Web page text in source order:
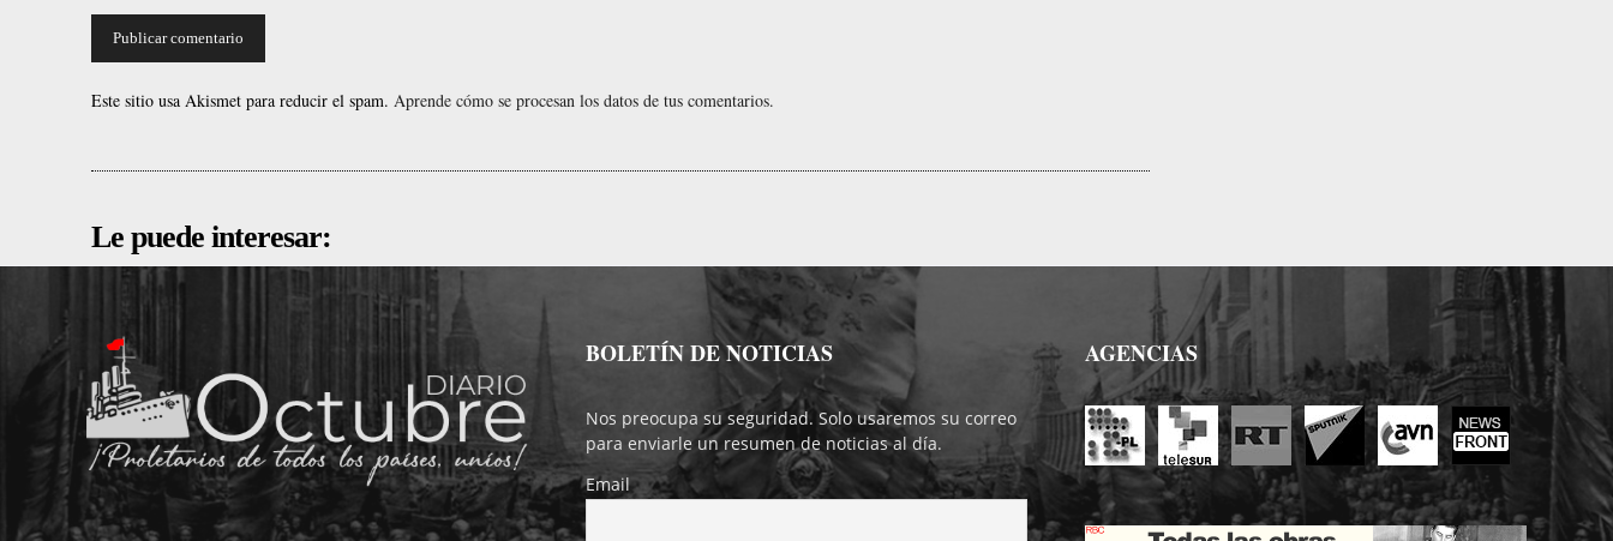
Este sitio usa Akismet para reducir el spam. Aprende cómo se procesan los datos de tus comentarios.
Le puede interesar:
BOLETÍN DE NOTICIAS
Nos preocupa su seguridad. Solo usaremos su correo
para enviarle un resumen de noticias al día.
Email
AGENCIAS